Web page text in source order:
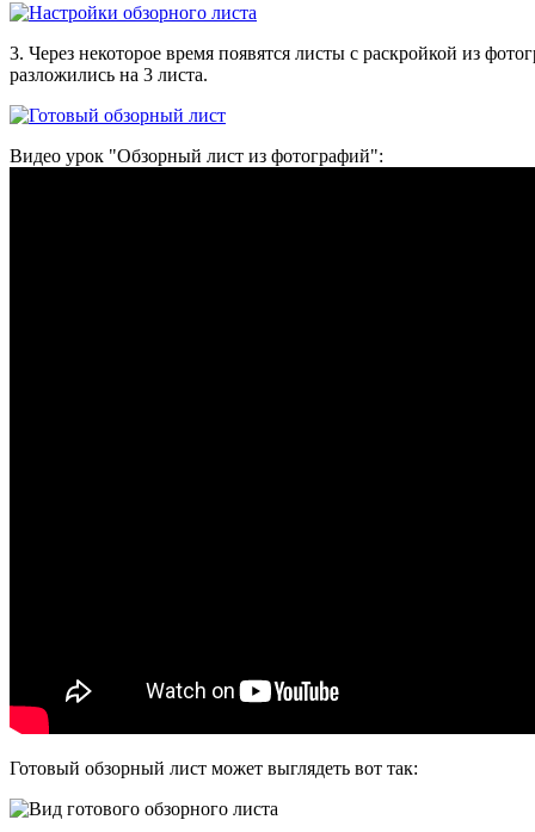
3. Через некоторое время появятся листы с раскройкой из
разложились на 3 листа.
Видео урок "Обзорный лист из фотографий":
Готовый обзорный лист может выглядеть вот так: